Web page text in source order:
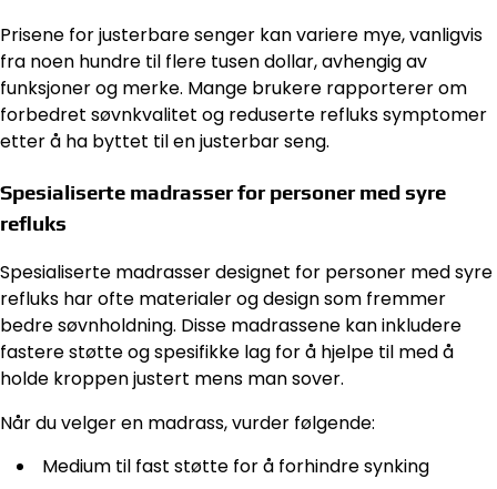
Prisene for justerbare senger kan variere mye, vanligvis
fra noen hundre til flere tusen dollar, avhengig av
funksjoner og merke. Mange brukere rapporterer om
forbedret søvnkvalitet og reduserte refluks symptomer
etter å ha byttet til en justerbar seng.
Spesialiserte madrasser for personer med syre
refluks
Spesialiserte madrasser designet for personer med syre
refluks har ofte materialer og design som fremmer
bedre søvnholdning. Disse madrassene kan inkludere
fastere støtte og spesifikke lag for å hjelpe til med å
holde kroppen justert mens man sover.
Når du velger en madrass, vurder følgende:
Medium til fast støtte for å forhindre synking